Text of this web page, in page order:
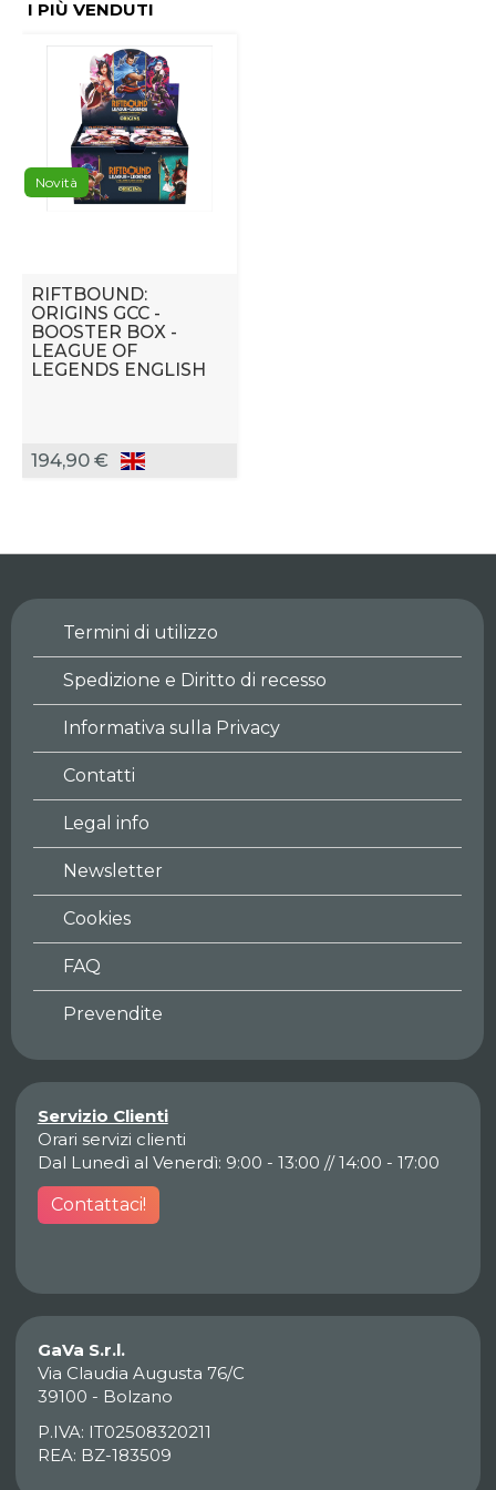
I PIÙ VENDUTI
Novità
RIFTBOUND:
ORIGINS GCC -
BOOSTER BOX -
LEAGUE OF
LEGENDS ENGLISH
194,90 €
Termini di utilizzo
Spedizione e Diritto di recesso
Informativa sulla Privacy
Contatti
Legal info
Newsletter
Cookies
FAQ
Prevendite
Servizio Clienti
Orari servizi clienti
Dal Lunedì al Venerdì: 9:00 - 13:00 // 14:00 - 17:00
Contattaci!
GaVa S.r.l.
Via Claudia Augusta 76/C
39100 - Bolzano
P.IVA: IT02508320211
REA: BZ-183509